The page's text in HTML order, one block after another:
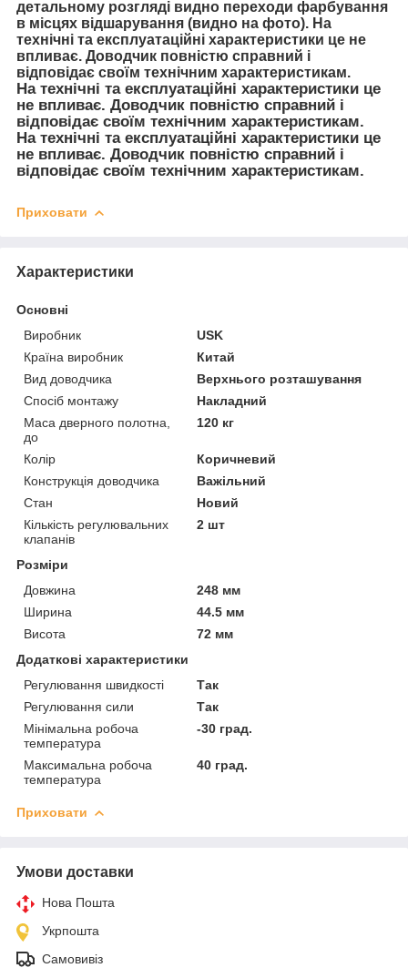
детальному розгляді видно переходи фарбування
в місцях відшарування (видно на фото). На
технічні та експлуатаційні характеристики це не
впливає. Доводчик повністю справний і
відповідає своїм технічним характеристикам.
На технічні та експлуатаційні характеристики це
не впливає. Доводчик повністю справний і
відповідає своїм технічним характеристикам.
На технічні та експлуатаційні характеристики це
не впливає. Доводчик повністю справний і
відповідає своїм технічним характеристикам.
Приховати
Характеристики
Основні
Виробник
USK
Країна виробник
Китай
Вид доводчика
Верхнього розташування
Спосіб монтажу
Накладний
Маса дверного полотна,
до
120 кг
Колір
Коричневий
Конструкція доводчика
Важільний
Стан
Новий
Кількість регулювальних
клапанів
2 шт
Розміри
Довжина
248 мм
Ширина
44.5 мм
Висота
72 мм
Додаткові характеристики
Регулювання швидкості
Так
Регулювання сили
Так
Мінімальна робоча
температура
-30 град.
Максимальна робоча
температура
40 град.
Приховати
Умови доставки
Нова Пошта
Укрпошта
Самовивіз